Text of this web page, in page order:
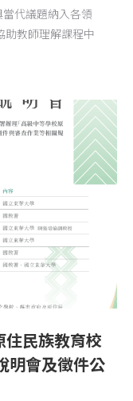
代議題納入各領
助教師理解課程中
住民族教育校
明會及徵件公